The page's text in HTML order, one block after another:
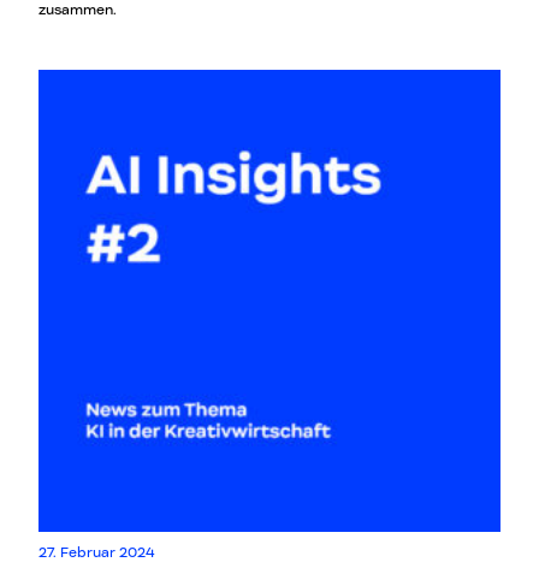
zusammen.
27. Februar 2024